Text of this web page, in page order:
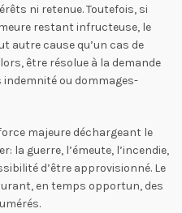
ni retenue. Toutefois, si
restant infructeuse, le
autre cause qu’un cas de
être résolue à la demande
indemnité ou dommages-
majeure déchargeant le
la guerre, l’émeute, l’incendie,
d’être approvisionné. Le
en temps opportun, des